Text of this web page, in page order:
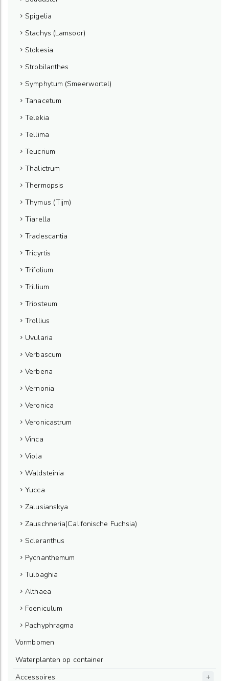
Spigelia
Stachys (Lamsoor)
Stokesia
Strobilanthes
Symphytum (Smeerwortel)
Tanacetum
Telekia
Tellima
Teucrium
Thalictrum
Thermopsis
Thymus (Tijm)
Tiarella
Tradescantia
Tricyrtis
Trifolium
Trillium
Triosteum
Trollius
Uvularia
Verbascum
Verbena
Vernonia
Veronica
Veronicastrum
Vinca
Viola
Waldsteinia
Yucca
Zalusianskya
Zauschneria(Califonische Fuchsia)
Scleranthus
Pycnanthemum
Tulbaghia
Althaea
Foeniculum
Pachyphragma
Vormbomen
Waterplanten op container
Accessoires